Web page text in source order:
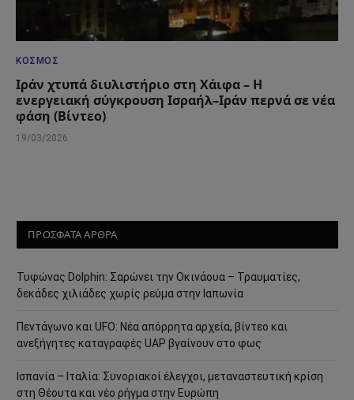
ΚΌΣΜΟΣ
Ιράν χτυπά διυλιστήριο στη Χάιφα – Η
ενεργειακή σύγκρουση Ισραήλ–Ιράν περνά σε νέα
φάση (Βίντεο)
19/03/2026
ΠΡΟΣΦΑΤΑ ΑΡΘΡΑ
Τυφώνας Dolphin: Σαρώνει την Οκινάουα – Τραυματίες,
δεκάδες χιλιάδες χωρίς ρεύμα στην Ιαπωνία
Πεντάγωνο και UFO: Νέα απόρρητα αρχεία, βίντεο και
ανεξήγητες καταγραφές UAP βγαίνουν στο φως
Ισπανία – Ιταλία: Συνοριακοί έλεγχοι, μεταναστευτική κρίση
στη Θέουτα και νέο ρήγμα στην Ευρώπη